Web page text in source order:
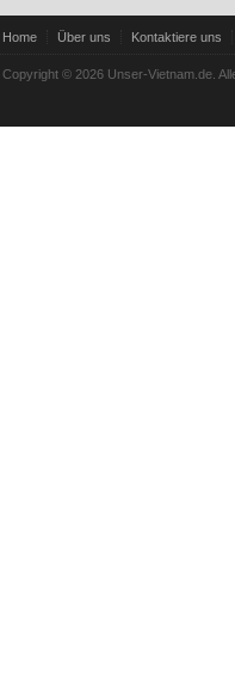
Home Über uns Kontaktiere uns
Copyright © 2026 Unser-Vietnam.de.